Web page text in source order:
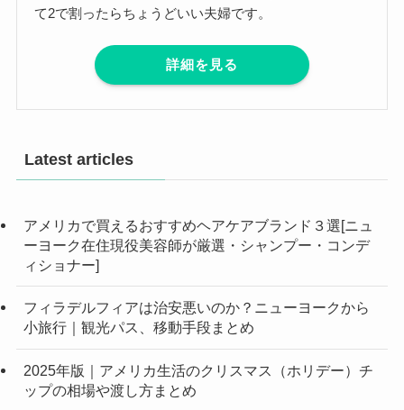
て2で割ったらちょうどいい夫婦です。
詳細を見る
Latest articles
アメリカで買えるおすすめヘアケアブランド３選[ニュ
ーヨーク在住現役美容師が厳選・シャンプー・コンデ
ィショナー]
フィラデルフィアは治安悪いのか？ニューヨークから
小旅行｜観光パス、移動手段まとめ
2025年版｜アメリカ生活のクリスマス（ホリデー）チ
ップの相場や渡し方まとめ